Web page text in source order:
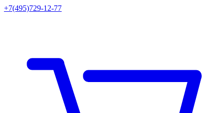
+7(495)729-12-77